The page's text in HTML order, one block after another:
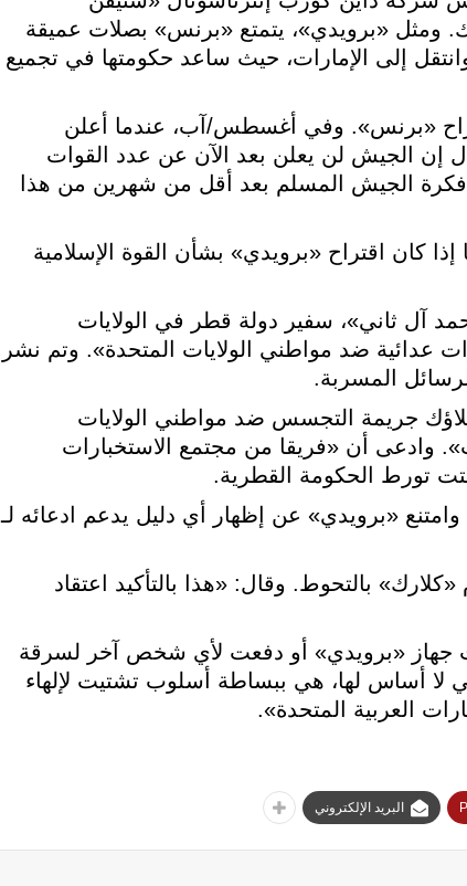
ومثل «برويدي»، يتمتع «برنس» بصلات عميقة
في «بلاك ووتر» وانتقل إلى الإمارات، حيث ساعد حكومتها في تجميع
«برنس». وفي أغسطس/آب، عندما أعلن
إن الجيش لن يعلن بعد الآن عن عدد القوات
فكرة الجيش المسلم بعد أقل من شهرين من هذا
اقتراح «برويدي» بشأن القوة الإسلامية
آل ثاني»، سفير دولة قطر في الولايات
عدائية ضد مواطني الولايات المتحدة». وتم نشر
المسربة.
جريمة التجسس ضد مواطني الولايات
وادعى أن «فريقا من مجتمع الاستخبارات
تورط الحكومة القطرية.
«برويدي» عن إظهار أي دليل يدعم ادعائه لـ
بالتحوط. وقال: «هذا بالتأكيد اعتقاد
«برويدي» أو دفعت لأي شخص آخر لسرقة
لا أساس لها، هي ببساطة أسلوب تشتيت لإلهاء
العربية المتحدة».
البريد الإلكتروني